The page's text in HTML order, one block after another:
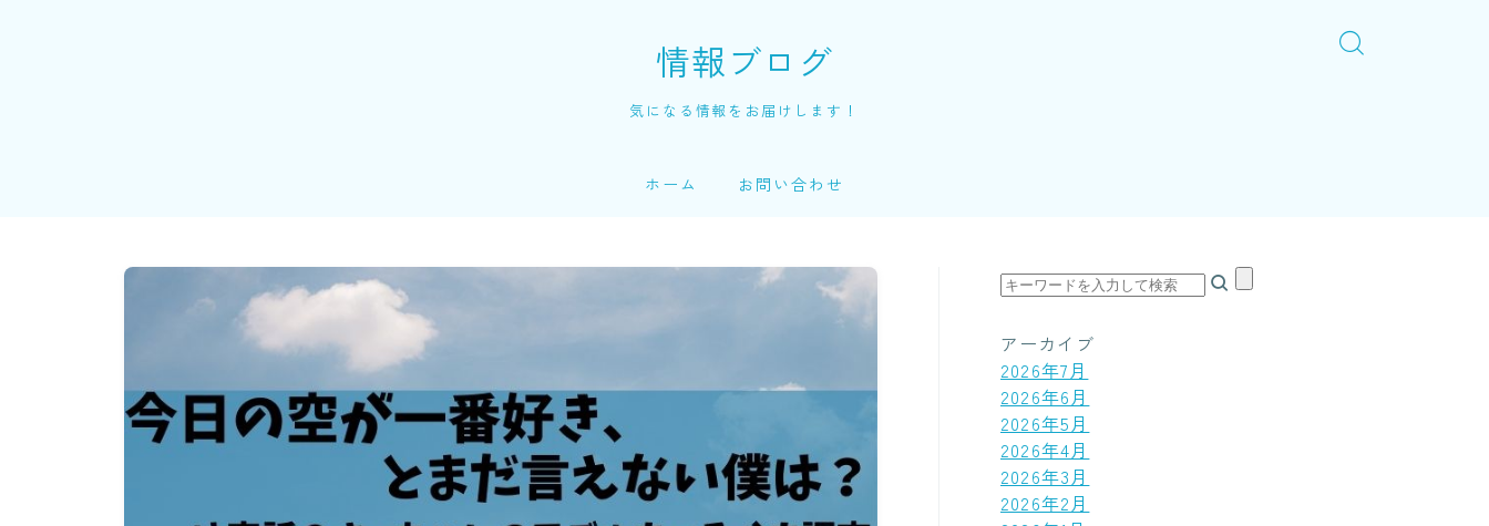
情報ブログ
気になる情報をお届けします！
ホーム お問い合わせ
アーカイブ
2026年7月
2026年6月
2026年5月
2026年4月
2026年3月
2026年2月